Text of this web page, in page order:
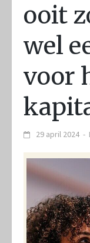
ooit
wel
voor
29 april 2024 -